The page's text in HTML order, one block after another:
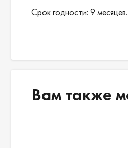
Срок годности: 9
Вам также